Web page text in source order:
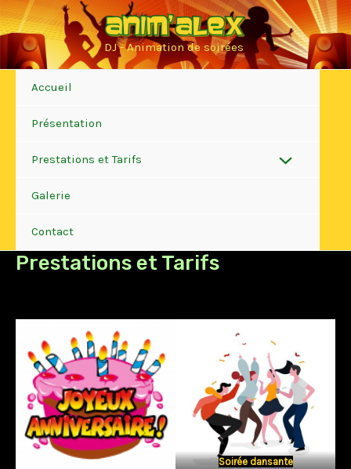
Aller
au
contenu
DJ - Animation de soirées
Accueil
Présentation
Prestations et Tarifs Permutateur
Galerie
Contact
Prestations et Tarifs
Soirée dansante